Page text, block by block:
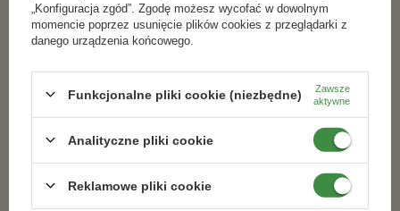
NAWÓZ ZADBANY TRAWNIK Z
19,79 zł
Nawóz Zadbany Ogród - Do Trawnika
„Konfiguracja zgód”. Zgodę możesz wycofać w dowolnym
momencie poprzez usunięcie plików cookies z przeglądarki z
danego urządzenia końcowego.
Funkcjonalne pliki cookie (niezbędne)
Zawsze
aktywne
Analityczne pliki cookie
Reklamowe pliki cookie